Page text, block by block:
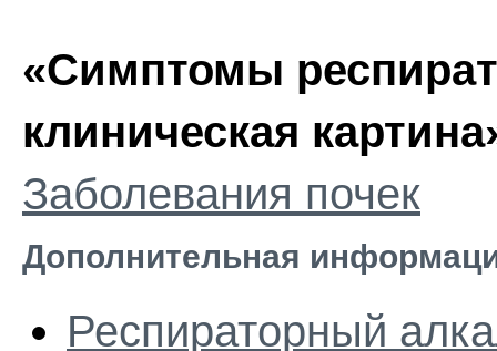
«Симптомы
клиническая
Заболевания почек
Дополнительная
Респираторный